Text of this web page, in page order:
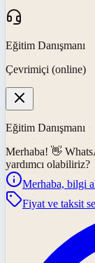
Eğitim Danışmanı
Çevrimiçi (online)
Eğitim Danışmanı
Merhaba! 👋
yardımcı olabiliriz?
Merhaba, bilgi
Fiyat ve taksit